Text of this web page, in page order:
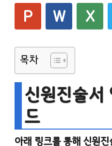
P W X
목차
신원진술서
드
아래 링크를 통해 신원